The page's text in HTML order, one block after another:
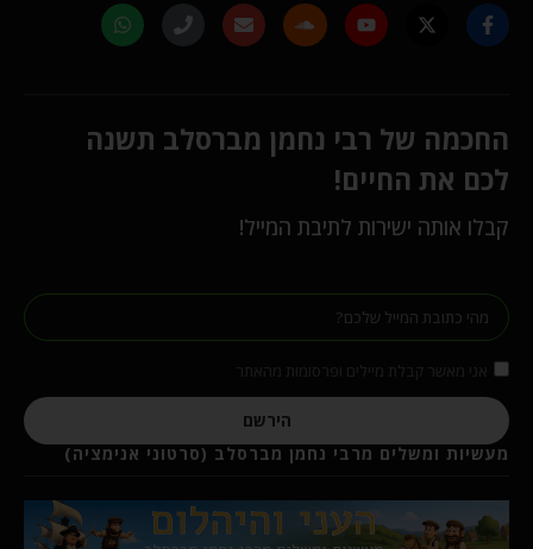
החכמה של רבי נחמן מברסלב תשנה
לכם את החיים!
קבלו אותה ישירות לתיבת המייל!
הירשם
מעשיות ומשלים מרבי נחמן מברסלב (סרטוני אנימציה)